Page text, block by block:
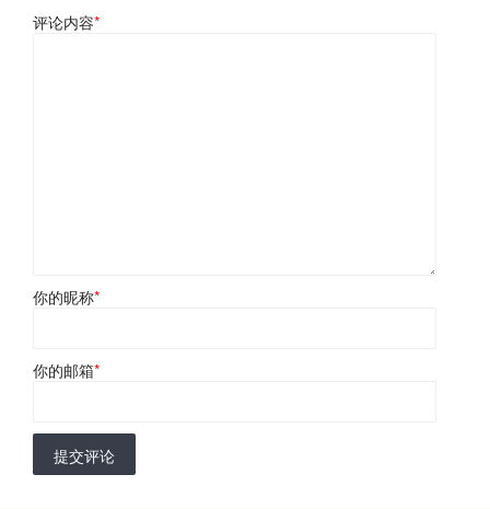
评论内容*
你的昵称*
你的邮箱*
提交评论